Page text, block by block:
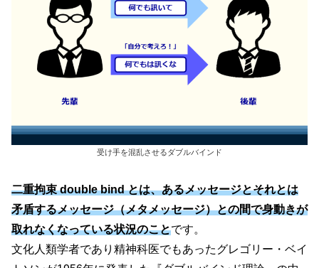
受け手を混乱させるダブルバインド
二重拘束 double bind とは、あるメッセージとそれとは
矛盾するメッセージ（メタメッセージ）との間で身動きが
取れなくなっている状況のことです。
文化人類学者であり精神科医でもあったグレゴリー・ベイ